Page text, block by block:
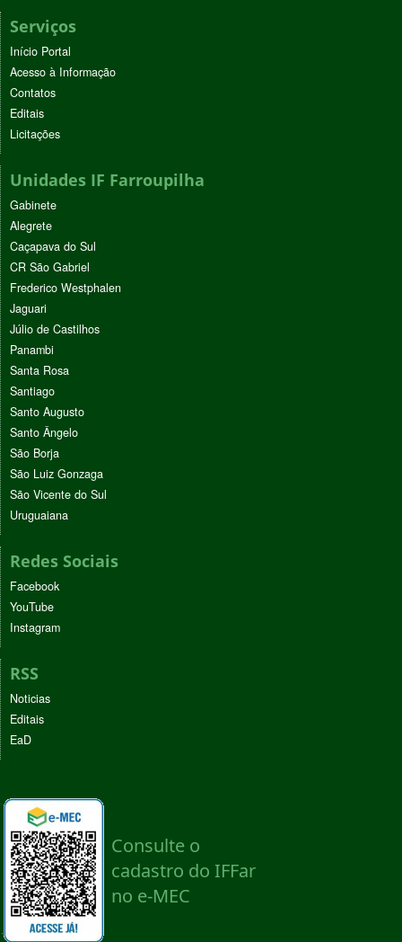
Serviços
Início Portal
Acesso à Informação
Contatos
Editais
Licitações
Unidades IF Farroupilha
Gabinete
Alegrete
Caçapava do Sul
CR São Gabriel
Frederico Westphalen
Jaguari
Júlio de Castilhos
Panambi
Santa Rosa
Santiago
Santo Augusto
Santo Ângelo
São Borja
São Luiz Gonzaga
São Vicente do Sul
Uruguaiana
Redes Sociais
Facebook
YouTube
Instagram
RSS
Noticias
Editais
EaD